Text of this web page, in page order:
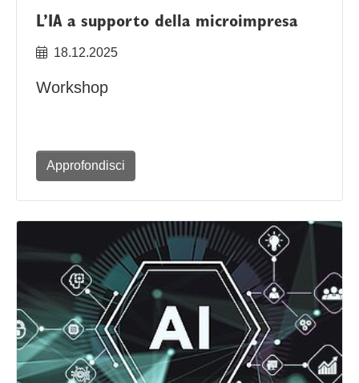
L’IA a supporto della microimpresa
18.12.2025
Workshop
Approfondisci